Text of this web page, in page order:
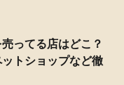
ってる店はどこ？
トショップなど徹